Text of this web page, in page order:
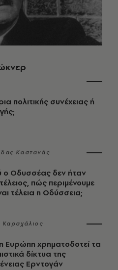
πολιτικής συνέχειας ή
Καστανάς
Οδυσσέας δεν ήταν
πώς περιμένουμε
τέλεια η Οδύσσεια;
Καραχάλιος
Ευρώπη χρηματοδοτεί τα
δίκτυα της
Ερντογάν